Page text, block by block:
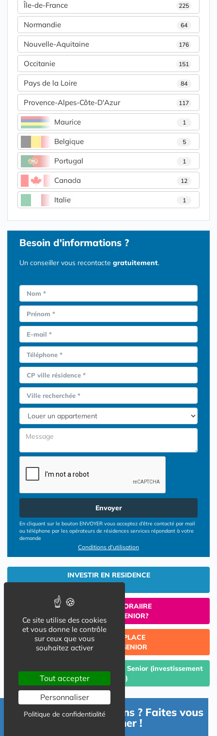
Île-de-France 225
Normandie 64
Nouvelle-Aquitaine 176
Occitanie 151
Pays de la Loire 84
Provence-Alpes-Côte-D'Azur 117
Maurice 1
Belgique 5
Portugal 1
Canada 12
Italie 1
Besoin d'informations ?
Un conseiller vous recontacte gratuitement.
Nom *
Prénom *
E-mail *
Téléphone *
CP ville résidence *
Ville recherchée *
Envoyer
En cliquant sur le bouton ENVOYER vous acceptez d’être contacté par mail
ou téléphone par les opérateurs de résidences services répondant à votre
demande
Conditions d'utilisation
INVESTIR EN RESIDENCE
SENIOR
UN SEJOUR TEMPORAIIRE
EN RESIDENCE SENIOR?
TROUVER UNE PLACE
EN RESIDENCE SENIOR
Céder un lot acquis en Résidence Senior (investissement
Lmp/Lmnp)
Besoin d'informations ? Faites vous
accompagner !
Ce site utilise des cookies
et vous donne le contrôle
sur ceux que vous
souhaitez activer
Tout accepter
Personnaliser
Politique de confidentialité